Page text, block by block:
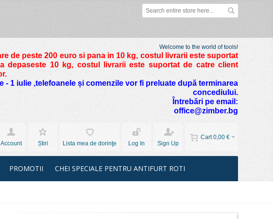
Welcome to the world of tools!
de peste 200 euro si pana in 10 kg, costul livrarii este suportat
depaseste 10 kg, costul livrarii este suportat de catre client
1 iulie ,telefoanele și comenzile vor fi preluate după terminarea
concediului.
Întrebări pe email:
office@zimber.bg
Cart 0,00 €
Account
Știri Lista mea de dorinţe Log In Sign Up
PROMOTII CHEI SPECIALE PENTRU ANTIFURT ROTI